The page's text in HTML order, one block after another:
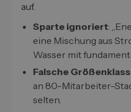
auf.
Sparte ignoriert:
eine Mischung aus
Wasser mit
Falsche
an 80-Mitarbeiter-
selten.